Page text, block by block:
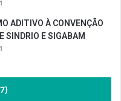
ADITIVO À CONVENÇÃO
SINDRIO E SIGABAM